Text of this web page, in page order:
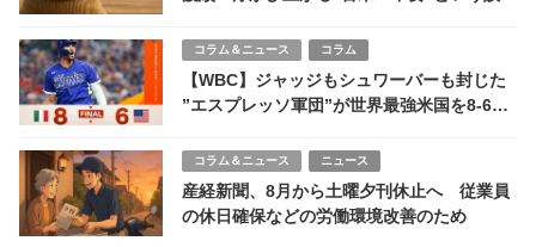
コラム＆ニュース コラム
【WBC】ジャッジもシュワーバーも封じた
”エスプレッソ軍団”が世界最強米国を8-6撃
上コラム＆ニュース ニュース
産経新聞、8月から土曜夕刊休止へ 従業員
の休日確保などの労働環境改善のため